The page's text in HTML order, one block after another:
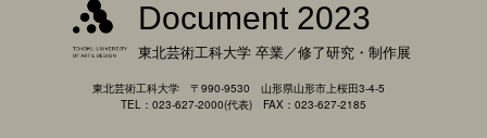
Document 2023
東北芸術工科大学 卒業／修了研究・制作展
東北芸術工科大学 〒990-9530 山形県山形市上桜田3-4-5
TEL：023-627-2000(代表) FAX：023-627-2185